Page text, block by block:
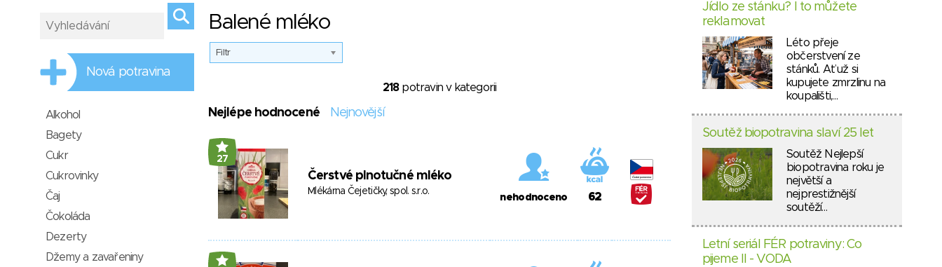
Balené mléko
Filtr
218potravin v kategorii
Nejlépe hodnocené Nejnovější
27
Čerstvé plnotučné mléko
Mlékárna Čejetičky, spol. s.r.o.
nehodnoceno 62
Nová potravina
Alkohol
Bagety
Cukr
Cukrovinky
Čaj
Čokoláda
Dezerty
Džemy a zavařeniny
Jídlo ze stánku? I to můžete
reklamovat
Léto přeje
občerstvení ze
stánků. Ať už si
kupujete zmrzlinu na
koupališti,…
Soutěž biopotravina slaví 25 let
Soutěž Nejlepší
biopotravina roku je
největší a
nejprestižnější
soutěží…
Letní seriál FÉR potraviny: Co
pijeme II - VODA